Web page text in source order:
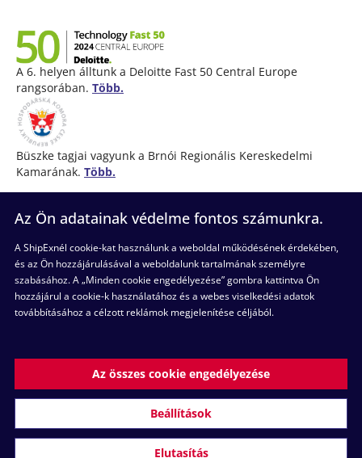
A 6. helyen álltunk a Deloitte Fast 50 Central Europe
rangsorában. Több.
Büszke tagjai vagyunk a Brnói Regionális Kereskedelmi
Kamarának. Több.
Hétköznapokon itt vagyunk Önnek8:00 és 17:00 óra
között
Kövessen minket
Adatvédelmi szabályzat
Panaszkezelési eljárás
Az Ön adatainak védelme fontos számunkra.
A ShipExnél cookie-kat használunk a weboldal működésének érdekében,
és az Ön hozzájárulásával a weboldalunk tartalmának személyre
szabásához. A „Minden cookie engedélyezése” gombra kattintva Ön
hozzájárul a cookie-k használatához és a webes viselkedési adatok
továbbításához a célzott reklámok megjelenítése céljából.
Elutasítás
Beállítások
Az összes cookie engedélyezése